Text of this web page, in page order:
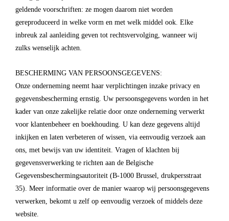
geldende voorschriften: ze mogen daarom niet worden
gereproduceerd in welke vorm en met welk middel ook. Elke
inbreuk zal aanleiding geven tot rechtsvervolging, wanneer wij
zulks wenselijk achten.
BESCHERMING VAN PERSOONSGEGEVENS:
Onze onderneming neemt haar verplichtingen inzake privacy en
gegevensbescherming ernstig. Uw persoonsgegevens worden in het
kader van onze zakelijke relatie door onze onderneming verwerkt
voor klantenbeheer en boekhouding. U kan deze gegevens altijd
inkijken en laten verbeteren of wissen, via eenvoudig verzoek aan
ons, met bewijs van uw identiteit. Vragen of klachten bij
gegevensverwerking te richten aan de Belgische
Gegevensbeschermingsautoriteit (B-1000 Brussel, drukpersstraat
35). Meer informatie over de manier waarop wij persoonsgegevens
verwerken, bekomt u zelf op eenvoudig verzoek of middels deze
website.